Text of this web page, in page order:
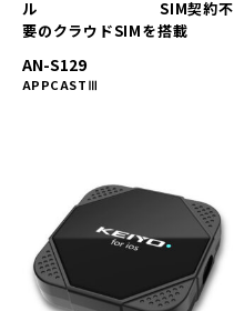
ル SIM契約不
要のクラウドSIMを搭載
AN-S129
APPCASTⅢ